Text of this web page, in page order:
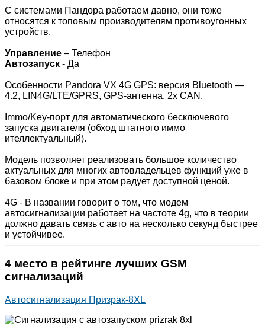
С системами Пандора работаем давно, они тоже
относятся к топовым производителям противоугонных
устройств.
Управление – Телефон
Автозапуск - Да
Особенности Pandora VX 4G GPS: версия Bluetooth —
4.2, LIN4G/LTE/GPRS, GPS-антенна, 2x CAN.
Immo/Key-порт для автоматического бесключевого
запуска двигателя (обход штатного иммо
ителлектуальный).
Модель позволяет реализовать большое количество
актуальных для многих автовладельцев функций уже в
базовом блоке и при этом радует доступной ценой.
4G - В названии говорит о том, что модем
автосигнализации работает на частоте 4g, что в теории
должно давать связь с авто на несколько секунд быстрее
и устойчивее.
4 место в рейтинге лучших GSM
сигнализаций
Автосигнализация Призрак-8XL